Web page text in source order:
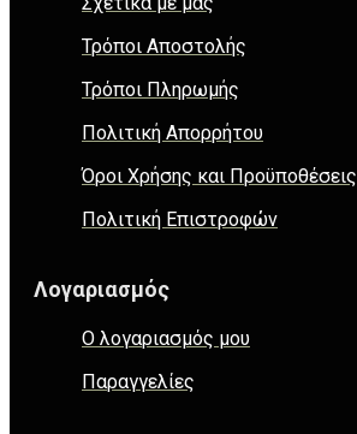
Τρόποι Αποστολής
Τρόποι Πληρωμής
Πολιτική Απορρήτου
Όροι Χρήσης και Προϋποθέσεις
Πολιτική Επιστροφών
Λογαριασμός
Ο λογαριασμός μου
Παραγγελίες